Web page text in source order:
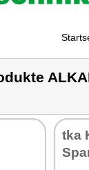
tka